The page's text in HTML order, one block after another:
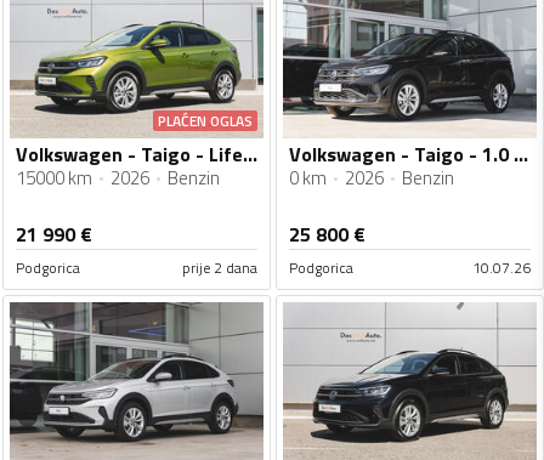
PLAĆEN OGLAS
Volkswagen - Taigo - Life 1.0 TSI DSG
15000 km 2026 Benzin
21 990€
Podgorica prije 2 dana
Volkswagen - Taigo - 1.0 TSI
0 km 2026 Benzin
25 800€
Podgorica 10.07.26